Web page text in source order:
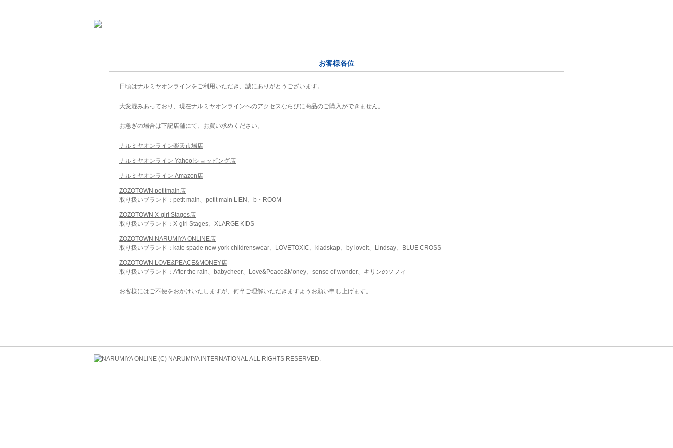
お客様各位
日頃はナルミヤオンラインをご利用いただき、誠にありがとうございます。
大変混みあっており、現在ナルミヤオンラインへのアクセスならびに商品のご購入ができません。
お急ぎの場合は下記店舗にて、お買い求めください。
ナルミヤオンライン楽天市場店
ナルミヤオンライン Yahoo!ショッピング店
ナルミヤオンライン Amazon店
ZOZOTOWN petitmain店
取り扱いブランド：petit main、petit main LIEN、b・ROOM
ZOZOTOWN X-girl Stages店
取り扱いブランド：X-girl Stages、XLARGE KIDS
ZOZOTOWN NARUMIYA ONLINE店
取り扱いブランド：kate spade new york childrenswear、LOVETOXIC、kladskap、by loveit、Lindsay、BLUE CROSS
ZOZOTOWN LOVE&PEACE&MONEY店
取り扱いブランド：After the rain、babycheer、Love&Peace&Money、sense of wonder、キリンのソフィ
お客様にはご不便をおかけいたしますが、何卒ご理解いただきますようお願い申し上げます。